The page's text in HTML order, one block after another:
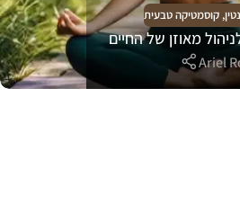
, קוסמטיקה טבעית
מאוזן של החיים
Ariel